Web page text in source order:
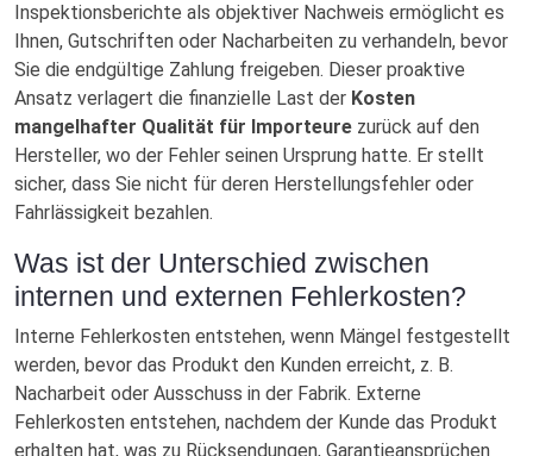
Inspektionsberichte als objektiver Nachweis ermöglicht es
Ihnen, Gutschriften oder Nacharbeiten zu verhandeln, bevor
Sie die endgültige Zahlung freigeben. Dieser proaktive
Ansatz verlagert die finanzielle Last der Kosten
mangelhafter Qualität für Importeure zurück auf den
Hersteller, wo der Fehler seinen Ursprung hatte. Er stellt
sicher, dass Sie nicht für deren Herstellungsfehler oder
Fahrlässigkeit bezahlen.
Was ist der Unterschied zwischen
internen und externen Fehlerkosten?
Interne Fehlerkosten entstehen, wenn Mängel festgestellt
werden, bevor das Produkt den Kunden erreicht, z. B.
Nacharbeit oder Ausschuss in der Fabrik. Externe
Fehlerkosten entstehen, nachdem der Kunde das Produkt
erhalten hat, was zu Rücksendungen, Garantieansprüchen